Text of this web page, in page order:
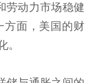
劳动力市场稳健
方面，美国的财
。